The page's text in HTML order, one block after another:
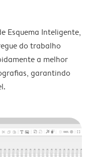
Esquema Inteligente,
do trabalho
a melhor
garantindo